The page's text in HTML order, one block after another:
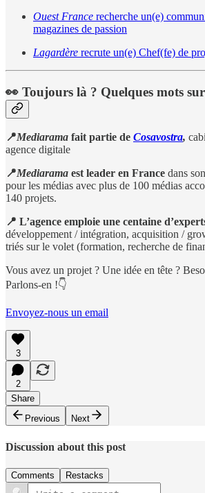
Ouest France recherche un(e)
magazines de passion
Lagardère recrute un(e) Chef(fe) de
👀 Toujours là ? Quelques mots
📍Mediarama fait partie de Cosavostra,
agence digitale
📍Mediarama est leader en France dans
pour les médias avec plus de 100 médias
140 projets.
📍 L’agence emploie une centaine
développement / intégration, acquisition /
triés sur le volet (formation, recherche de
Vous avez un projet ? Une idée en tête ?
Parlons-en !👇
Envoyez-nous un email
3
2
Share
Previous
Next
Discussion about this post
Comments Restacks